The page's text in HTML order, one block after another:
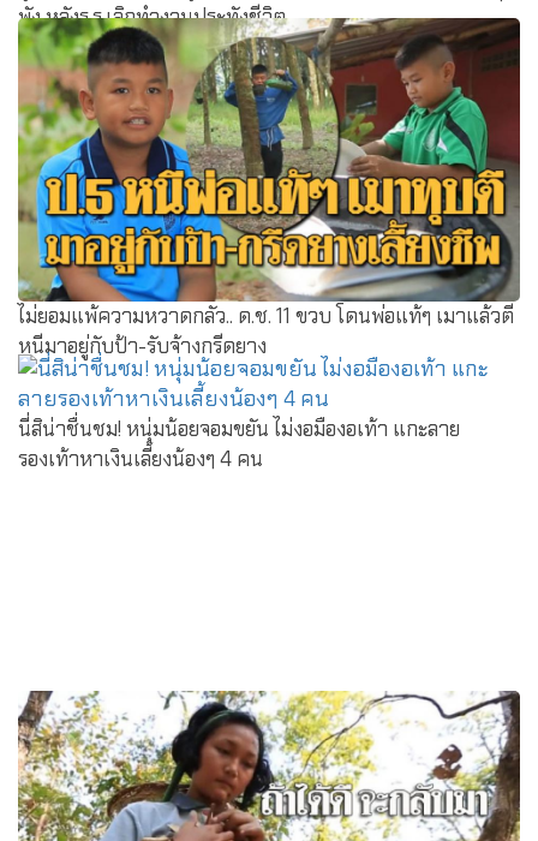
พัง หลังร.ร.เลิกทำงานประทังชีวิต
ไม่ยอมแพ้ความหวาดกลัว.. ด.ช. 11 ขวบ โดนพ่อแท้ๆ เมาแล้วตี
หนีมาอยู่กับป้า-รับจ้างกรีดยาง
นี่สิน่าชื่นชม! หนุ่มน้อยจอมขยัน ไม่งอมืองอเท้า แกะลาย
รองเท้าหาเงินเลี้ยงน้องๆ 4 คน